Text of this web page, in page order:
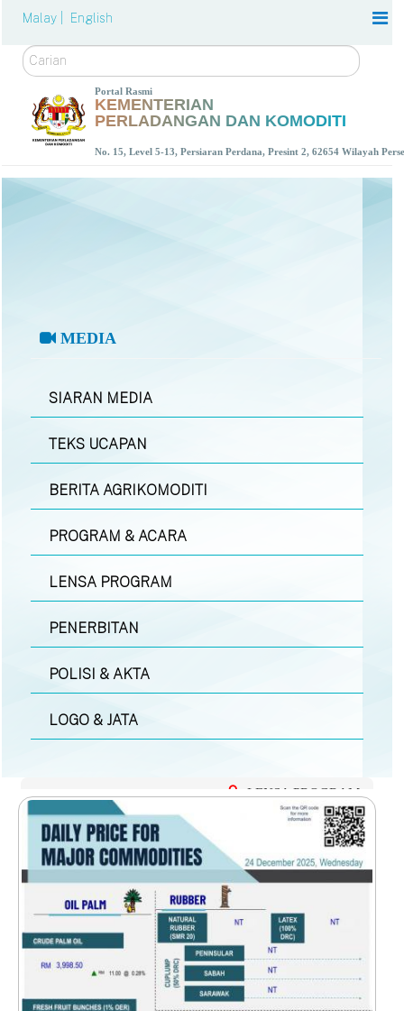
Malay | English
Carian
Portal Rasmi
KEMENTERIAN
PERLADANGAN DAN KOMODITI
No. 15, Level 5-13, Persiaran Perdana, Presint 2, 62654 Wilayah
MEDIA
SIARAN MEDIA
TEKS UCAPAN
BERITA AGRIKOMODITI
PROGRAM & ACARA
LENSA PROGRAM
PENERBITAN
POLISI & AKTA
LOGO & JATA
LENSA PROGRAM